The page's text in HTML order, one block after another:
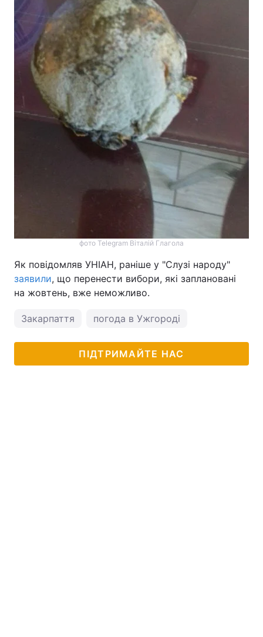
фото Telegram Віталій Глагола
Як повідомляв УНІАН, раніше у "Слузі народу"
заявили, що перенести вибори, які заплановані
на жовтень, вже неможливо.
Закарпаття погода в Ужгороді
ПІДТРИМАЙТЕ НАС